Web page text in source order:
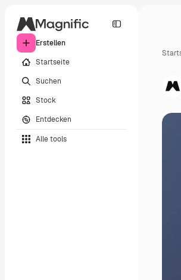
Erstellen
Startseite
Suchen
Stock
Entdecken
Alle tools